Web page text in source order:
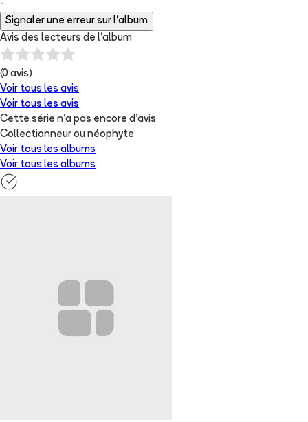
-
Signaler une erreur sur l'album
Avis des lecteurs de l'album
(0 avis)
Voir tous les avis
Voir tous les avis
Cette série n'a pas encore d'avis
Collectionneur ou néophyte
Voir tous les albums
Voir tous les albums